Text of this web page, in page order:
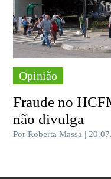
Opinião
Fraude no
não divulga
Por Roberta Massa |